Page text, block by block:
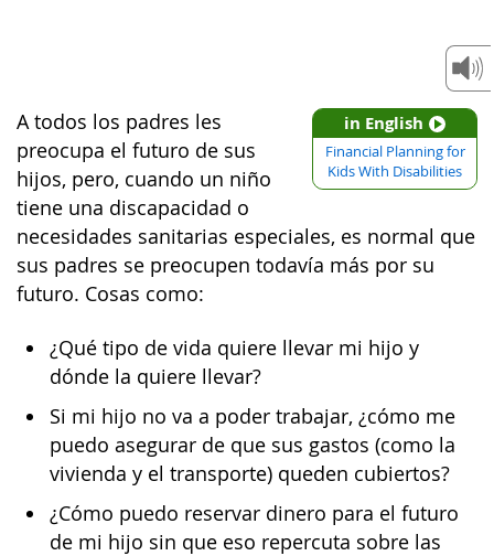
in English
Financial Planning for
Kids With Disabilities
A todos los padres les
preocupa el futuro de sus
hijos, pero, cuando un niño
tiene una discapacidad o
necesidades sanitarias especiales, es normal que
sus padres se preocupen todavía más por su
futuro. Cosas como:
¿Qué tipo de vida quiere llevar mi hijo y
dónde la quiere llevar?
Si mi hijo no va a poder trabajar, ¿cómo me
puedo asegurar de que sus gastos (como la
vivienda y el transporte) queden cubiertos?
¿Cómo puedo reservar dinero para el futuro
de mi hijo sin que eso repercuta sobre las